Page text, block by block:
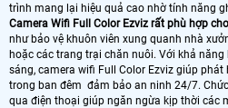
trình mang lại hiệu quả cao nhờ tính năng
Camera Wifi Full Color Ezviz rất phù hợp
như bảo vệ khuôn viên xung quanh nhà
hoặc các trang trại chăn nuôi. Với khả
sáng, camera wifi Full Color Ezviz giúp
trong ban đêm đảm bảo an ninh 24/7.
qua điện thoại giúp ngăn ngừa kịp thời các